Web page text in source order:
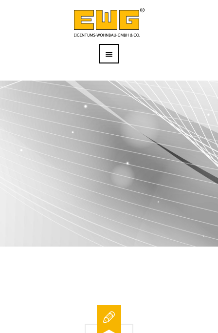
ARCHIVE FOR
project category: 4.
GEWERBE